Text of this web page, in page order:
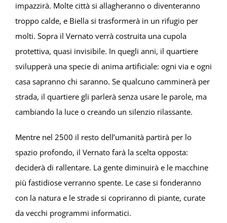
impazzirà. Molte città si allagheranno o diventeranno
troppo calde, e Biella si trasformerà in un rifugio per
molti. Sopra il Vernato verrà costruita una cupola
protettiva, quasi invisibile. In quegli anni, il quartiere
svilupperà una specie di anima artificiale: ogni via e ogni
casa sapranno chi saranno. Se qualcuno camminerà per
strada, il quartiere gli parlerà senza usare le parole, ma
cambiando la luce o creando un silenzio rilassante.
Mentre nel 2500 il resto dell’umanità partirà per lo
spazio profondo, il Vernato farà la scelta opposta:
deciderà di rallentare. La gente diminuirà e le macchine
più fastidiose verranno spente. Le case si fonderanno
con la natura e le strade si copriranno di piante, curate
da vecchi programmi informatici.